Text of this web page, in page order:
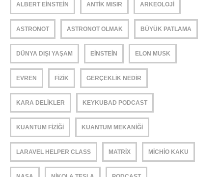
ALBERT EINSTEIN ANTIK MISIR ARKEOLOJI
ASTRONOT ASTRONOT OLMAK BÜYÜK PATLAMA
DÜNYA DIŞI YAŞAM EINSTEIN ELON MUSK
EVREN FIZIK GERÇEKLIK NEDIR
KARA DELIKLER KEYKUBAD PODCAST
KUANTUM FIZIĞI KUANTUM MEKANIĞI
LARAVEL HELPER CLASS MATRIX MICHIO KAKU